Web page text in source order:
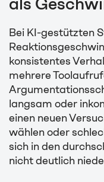
Bei KI-gestützten
konsistentes
mehrere
langsam oder
einen neuen
wählen oder
sich in den
nicht deutlich